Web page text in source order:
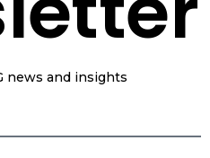
news and insights